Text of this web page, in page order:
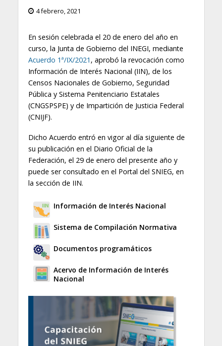
4 febrero, 2021
En sesión celebrada el 20 de enero del año en
curso, la Junta de Gobierno del INEGI, mediante
Acuerdo 1ª/IX/2021 , aprobó la revocación como
Información de Interés Nacional (IIN), de los
Censos Nacionales de Gobierno, Seguridad
Pública y Sistema Penitenciario Estatales
(CNGSPSPE) y de Impartición de Justicia Federal
(CNIJF).
Dicho Acuerdo entró en vigor al día siguiente de
su publicación en el Diario Oficial de la
Federación, el 29 de enero del presente año y
puede ser consultado en el Portal del SNIEG, en
la sección de IIN.
Información de Interés Nacional
Sistema de Compilación Normativa
Documentos programáticos
Acervo de Información de Interés
Nacional